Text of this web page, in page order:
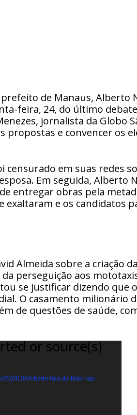
de Manaus, Alberto
feira, 24, do último
jornalista da Globo
propostas e convencer os
em suas redes
Em seguida, Alberto
entregar obras pela
exaltaram e os candidatos
Almeida sobre a criação
perseguição aos
se justificar dizendo que
O casamento milionário
de questões de saúde,
or source(s)
2024/10/Alberto-fala-de-filas-nas-